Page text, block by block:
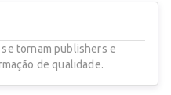
tornam publishers e
de qualidade.